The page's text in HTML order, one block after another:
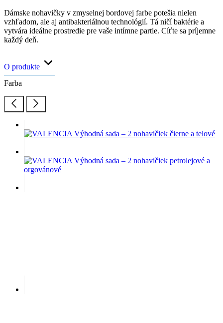
Dámske nohavičky v zmyselnej bordovej farbe potešia nielen
vzhľadom, ale aj antibakteriálnou technológií. Tá ničí baktérie a
vytvára ideálne prostredie pre vaše intímne partie. Cíťte sa príjemne
každý deň.
O produkte
Farba